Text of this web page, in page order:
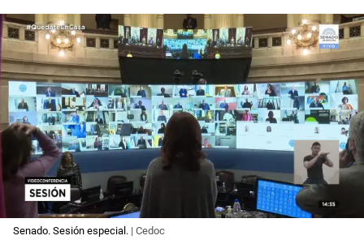
Senado. Sesión especial. | Cedoc